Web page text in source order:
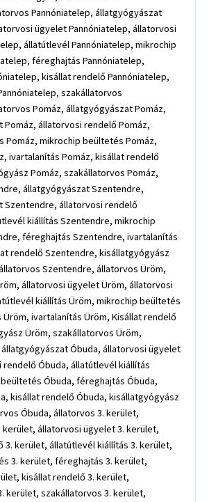
Pannóniatelep, állatgyógyászat
ügyelet Pannóniatelep, állatorvosi
állatútlevél Pannóniatelep, mikrochip
féreghajtás Pannóniatelep,
kisállat rendelő Pannóniatelep,
szakállatorvos
Pomáz, állatgyógyászat Pomáz,
állatorvosi rendelő Pomáz,
Pomáz, mikrochip beültetés Pomáz,
ivartalanítás Pomáz, kisállat rendelő
Pomáz, szakállatorvos Pomáz,
állatgyógyászat Szentendre,
Szentendre, állatorvosi rendelő
kiállítás Szentendre, mikrochip
féreghajtás Szentendre, ivartalanítás
rendelő Szentendre, kisállatgyógyász
Szentendre, állatorvos Üröm,
állatorvosi ügyelet Üröm, állatorvosi
kiállítás Üröm, mikrochip beültetés
ivartalanítás Üröm, Kisállat rendelő
Üröm, szakállatorvos Üröm,
Óbuda, állatorvosi ügyelet
Óbuda, állatútlevél kiállítás
Óbuda, féreghajtás Óbuda,
kisállat rendelő Óbuda, kisállatgyógyász
Óbuda, állatorvos 3. kerület,
állatorvosi ügyelet 3. kerület,
3. kerület, állatútlevél kiállítás 3. kerület,
3. kerület, féreghajtás 3. kerület,
kisállat rendelő 3. kerület,
kerület, szakállatorvos 3. kerület,